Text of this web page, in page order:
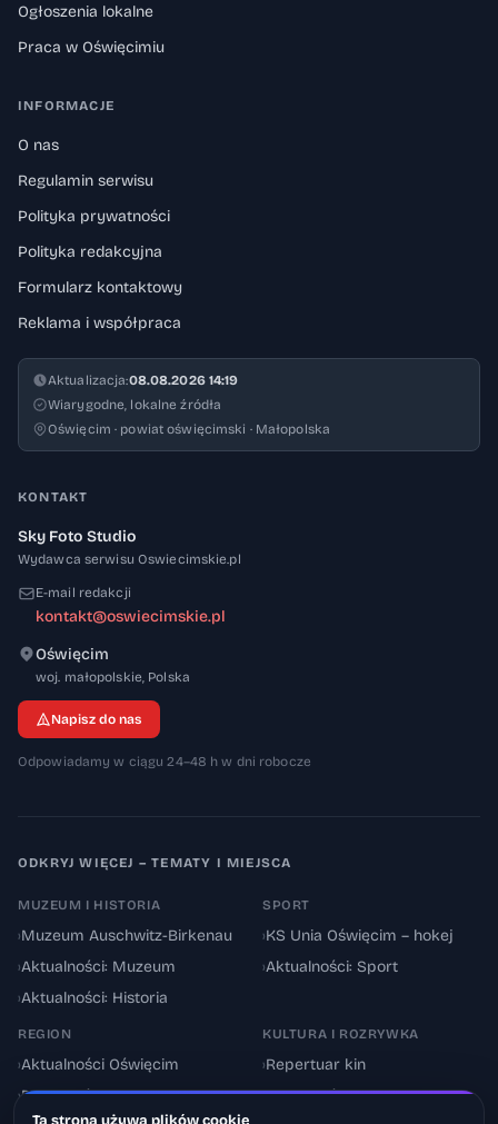
Ogłoszenia lokalne
Praca w Oświęcimiu
INFORMACJE
O nas
Regulamin serwisu
Polityka prywatności
Polityka redakcyjna
Formularz kontaktowy
Reklama i współpraca
Aktualizacja:08.08.2026 14:19
Wiarygodne, lokalne źródła
Oświęcim · powiat oświęcimski · Małopolska
KONTAKT
Sky Foto Studio
Wydawca serwisu Oswiecimskie.pl
E-mail redakcji
kontakt@oswiecimskie.pl
Oświęcim
woj. małopolskie, 32-600
Polska
Napisz do nas
Odpowiadamy w ciągu 24–48 h w dni robocze
ODKRYJ WIĘCEJ – TEMATY I MIEJSCA
MUZEUM I HISTORIA
›Muzeum Auschwitz-Birkenau
›Aktualności: Muzeum
›Aktualności: Historia
SPORT
›KS Unia Oświęcim – hokej
›Aktualności: Sport
REGION
›Aktualności Oświęcim
›Powiat oświęcimski
KULTURA I ROZRYWKA
›Repertuar kin
›Aktualności: Kultura